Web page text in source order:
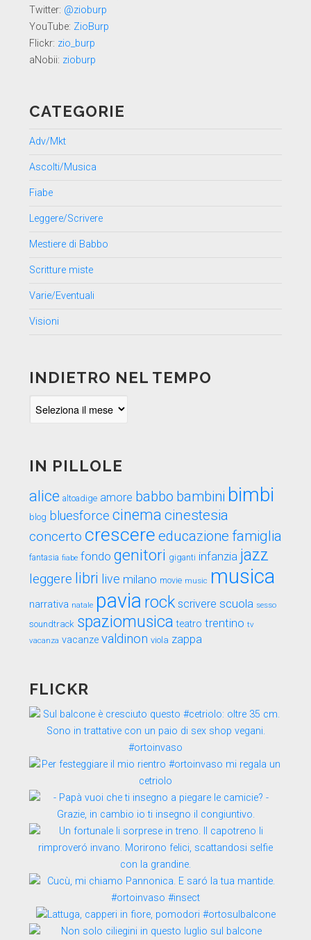
Twitter: @zioburp
YouTube: ZioBurp
Flickr: zio_burp
aNobii: zioburp
CATEGORIE
Adv/Mkt
Ascolti/Musica
Fiabe
Leggere/Scrivere
Mestiere di Babbo
Scritture miste
Varie/Eventuali
Visioni
INDIETRO NEL TEMPO
IN PILLOLE
alice altoadige amore babbo bambini bimbi
blog bluesforce cinema cinestesia
concerto crescere educazione famiglia
fantasia fiabe fondo genitori giganti infanzia jazz
leggere libri live milano movie music musica
narrativa natale pavia rock scrivere scuola sesso
soundtrack spaziomusica teatro trentino tv
vacanza vacanze valdinon viola zappa
FLICKR